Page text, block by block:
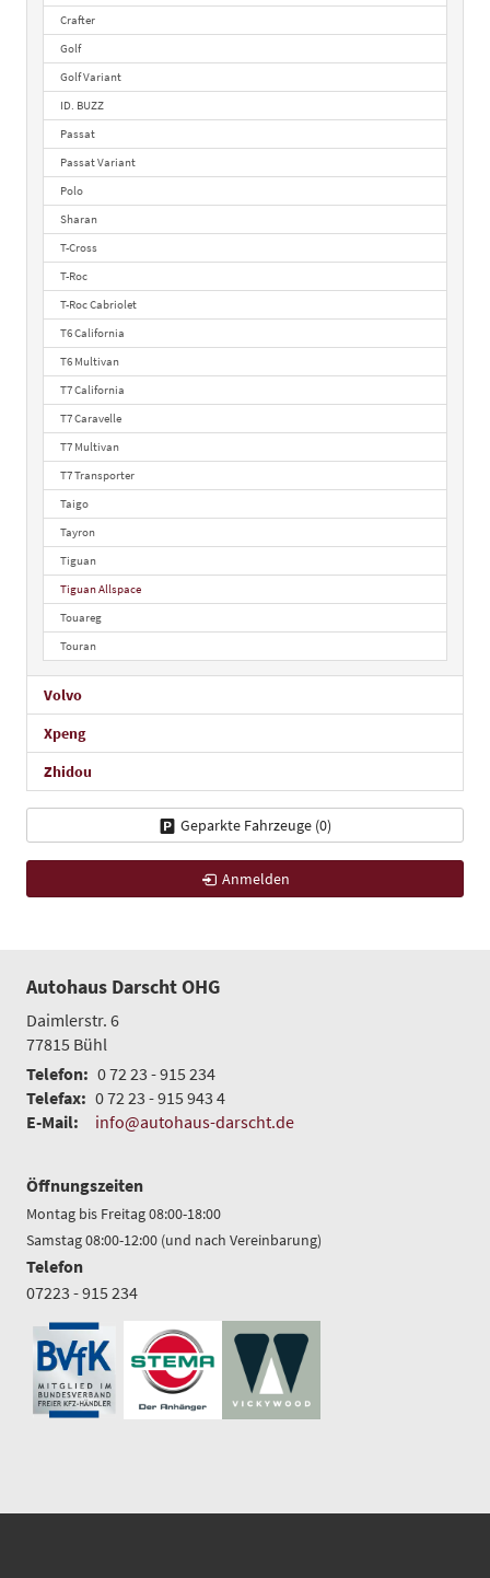
Crafter
Golf
Golf Variant
ID. BUZZ
Passat
Passat Variant
Polo
Sharan
T-Cross
T-Roc
T-Roc Cabriolet
T6 California
T6 Multivan
T7 California
T7 Caravelle
T7 Multivan
T7 Transporter
Taigo
Tayron
Tiguan
Tiguan Allspace
Touareg
Touran
Volvo
Xpeng
Zhidou
Geparkte Fahrzeuge (0)
Anmelden
Autohaus Darscht OHG
Daimlerstr. 6
77815 Bühl
Telefon: 0 72 23 - 915 234
Telefax: 0 72 23 - 915 943 4
E-Mail:
info@autohaus-darscht.de
Öffnungszeiten
Montag bis Freitag 08:00-18:00
Samstag 08:00-12:00 (und nach Vereinbarung)
Telefon
07223 - 915 234